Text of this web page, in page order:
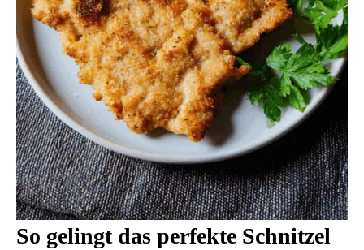
So gelingt das perfekte Schnitzel